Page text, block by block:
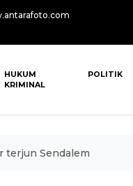
HUKUM
KRIMINAL
POLITIK
terjun Sendalem